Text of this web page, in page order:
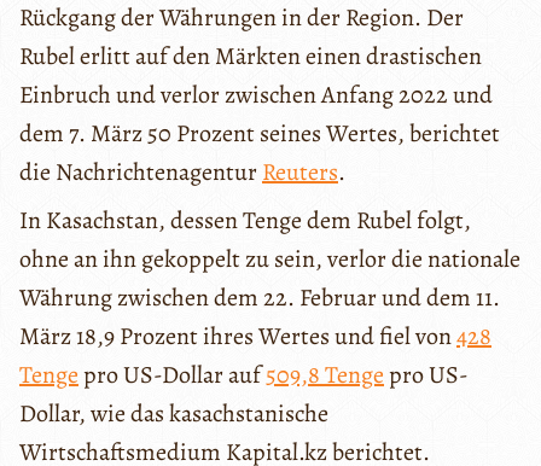
Rückgang der Währungen in der Region. Der
Rubel erlitt auf den Märkten einen drastischen
Einbruch und verlor zwischen Anfang 2022 und
dem 7. März 50 Prozent seines Wertes, berichtet
die NachrichtenagenturReuters.
In Kasachstan, dessen Tenge dem Rubel folgt,
ohne an ihn gekoppelt zu sein, verlor die nationale
Währung zwischen dem 22. Februar und dem 11.
März 18,9 Prozent ihres Wertes und fiel von428
Tengepro US-Dollar auf509,8 Tengepro US-
Dollar, wie das kasachstanische
Wirtschaftsmedium Kapital.kz berichtet.